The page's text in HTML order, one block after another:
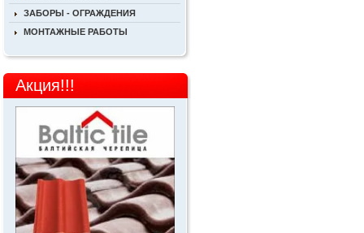
ЗАБОРЫ - ОГРАЖДЕНИЯ
МОНТАЖНЫЕ РАБОТЫ
Акция!!!